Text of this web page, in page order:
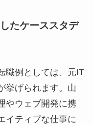
たケーススタデ
職例としては、元IT
挙げられます。山
やウェブ開発に携
イティブな仕事に